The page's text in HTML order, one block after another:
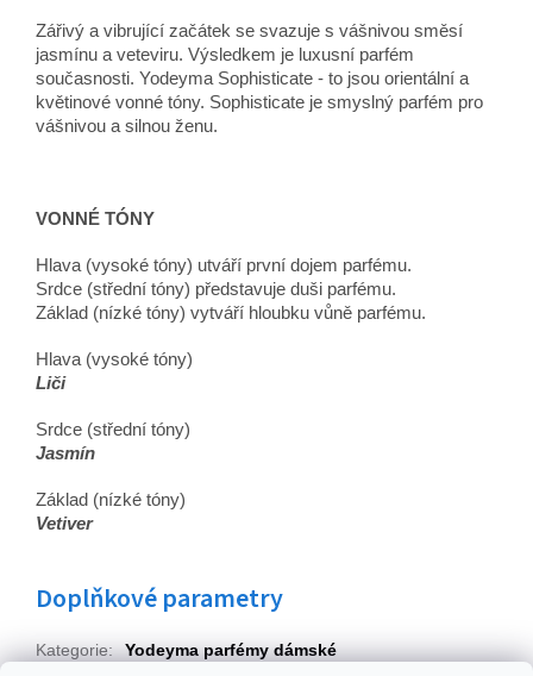
Zářivý a vibrující začátek se svazuje s vášnivou směsí
jasmínu a veteviru. Výsledkem je luxusní parfém
současnosti. Yodeyma Sophisticate - to jsou orientální a
květinové vonné tóny. Sophisticate je smyslný parfém pro
vášnivou a silnou ženu.
VONNÉ TÓNY
Hlava (vysoké tóny) utváří první dojem parfému.
Srdce (střední tóny) představuje duši parfému.
Základ (nízké tóny) vytváří hloubku vůně parfému.
Hlava (vysoké tóny)
Liči
Srdce (střední tóny)
Jasmín
Základ (nízké tóny)
Vetiver
Doplňkové parametry
Kategorie:
Yodeyma parfémy dámské